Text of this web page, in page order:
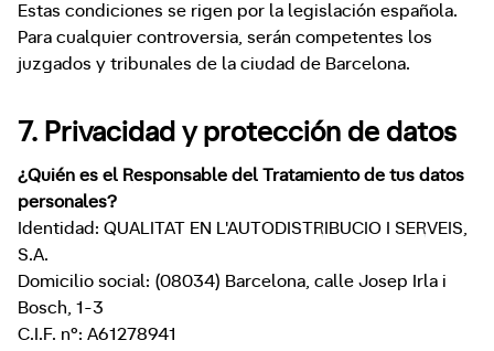
Estas condiciones se rigen por la legislación española.
Para cualquier controversia, serán competentes los
juzgados y tribunales de la ciudad de Barcelona.
7. Privacidad y protección de datos
¿Quién es el Responsable del Tratamiento de tus datos
personales?
Identidad: QUALITAT EN L'AUTODISTRIBUCIO I SERVEIS,
S.A.
Domicilio social: (08034) Barcelona, calle Josep Irla i
Bosch, 1-3
C.I.F. nº: A61278941